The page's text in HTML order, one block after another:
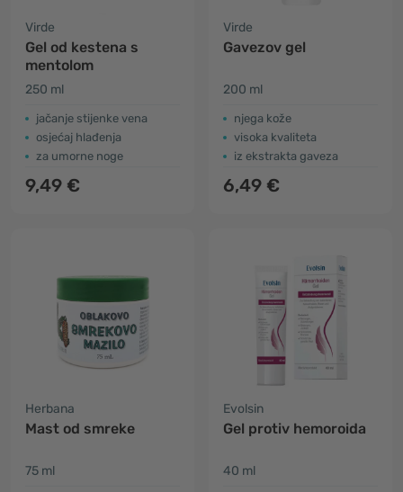
Virde
Gel od kestena s
mentolom
250 ml
jačanje stijenke vena
osjećaj hlađenja
za umorne noge
9,49 €
Virde
Gavezov gel
200 ml
njega kože
visoka kvaliteta
iz ekstrakta gaveza
6,49 €
Herbana
Mast od smreke
75 ml
Evolsin
Gel protiv hemoroida
40 ml